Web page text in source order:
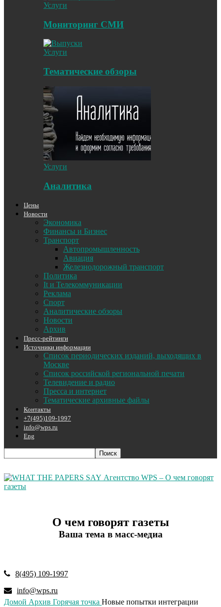
Услуги
Мониторинг СМИ
Услуги
Тематические обзоры
Услуги
Аналитика
Цены
Новости
Экономика
Финансы и Бизнес
Транспорт
Автопромышленность
Авиация
Железнодорожный транспорт
Политика
It и Телекоммуникации
Реклама
Спорт
Аналитические обзоры
Новости
Архив
Пресс-рейтинги
Источники информации
Список периодических изданий, выходящих в
Москве
Список российской региональной печати
Телевидение и радио
Пресса и интернет
Тематические архивные файлы
Контакты
+7(495)109-1997
info@wps.ru
Eng
Агентство WPS – О чем говорят
газеты
О чем говорят газеты
Ваша тема в масс-медиа
8(495) 109-1997
info@wps.ru
Домой Архив Горячая точка Новые попытки интеграции